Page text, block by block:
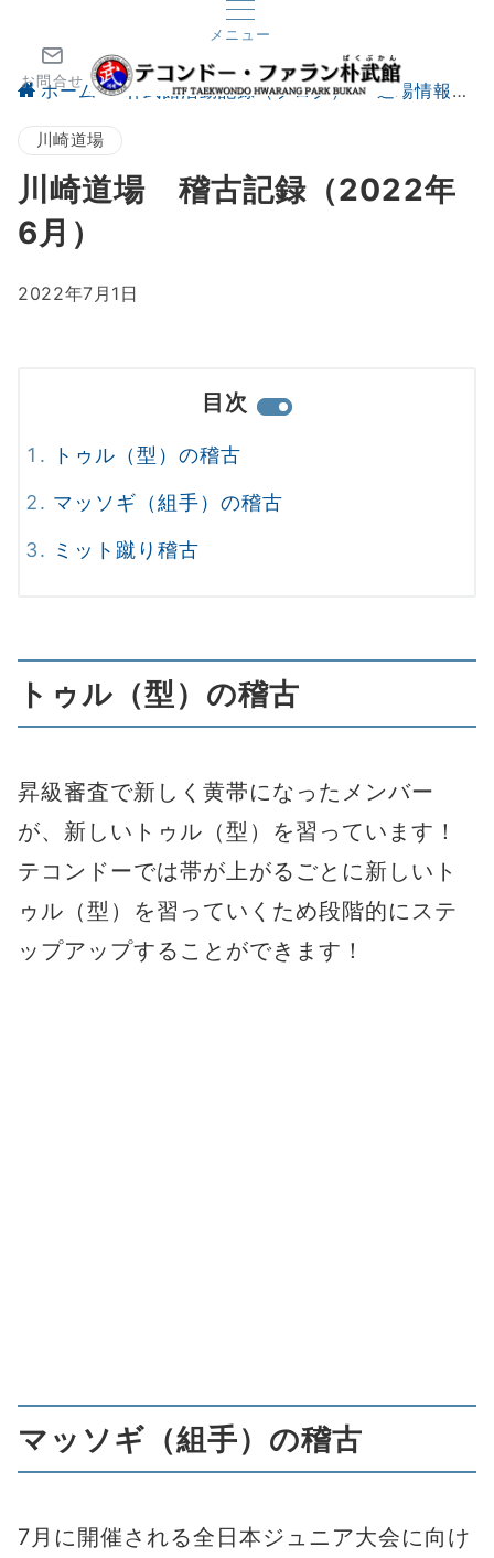
メニュー
お問合せ
ホーム 朴武館活動記録（ブログ） 道場情報
川崎道場
川崎道場 稽古記録（2022年
6月）
2022年7月1日
目次
トゥル（型）の稽古
マッソギ（組手）の稽古
ミット蹴り稽古
トゥル（型）の稽古
昇級審査で新しく黄帯になったメンバー
が、新しいトゥル（型）を習っています！
テコンドーでは帯が上がるごとに新しいト
ゥル（型）を習っていくため段階的にステ
ップアップすることができます！
マッソギ（組手）の稽古
7月に開催される全日本ジュニア大会に向け